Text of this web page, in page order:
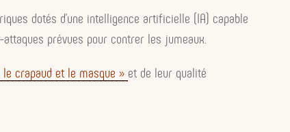
dotés d’une intelligence artificielle (IA) capable
prévues pour contrer les jumeaux.
le crapaud et le masque » et de leur qualité